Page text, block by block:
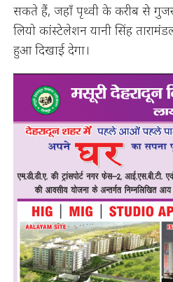
सकते हैं, जहाँ पृथ्वी के करीब से
लियो कांस्टेलेशन यानी सिंह
हुआ दिखाई देगा।